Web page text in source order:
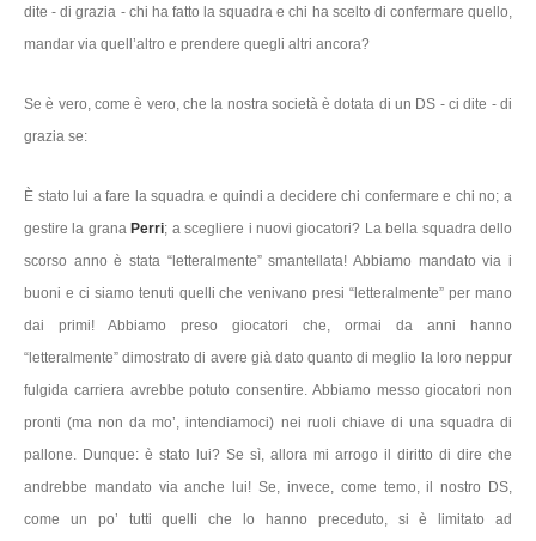
dite - di grazia - chi ha fatto la squadra e chi ha scelto di confermare quello,
mandar via quell’altro e prendere quegli altri ancora?
Se è vero, come è vero, che la nostra società è dotata di un DS - ci dite - di
grazia se:
È stato lui a fare la squadra e quindi a decidere chi confermare e chi no; a
gestire la granaPerri; a scegliere i nuovi giocatori? La bella squadra dello
scorso anno è stata “letteralmente” smantellata! Abbiamo mandato via i
buoni e ci siamo tenuti quelli che venivano presi “letteralmente” per mano
dai primi! Abbiamo preso giocatori che, ormai da anni hanno
“letteralmente” dimostrato di avere già dato quanto di meglio la loro neppur
fulgida carriera avrebbe potuto consentire. Abbiamo messo giocatori non
pronti (ma non da mo’, intendiamoci) nei ruoli chiave di una squadra di
pallone. Dunque: è stato lui? Se sì, allora mi arrogo il diritto di dire che
andrebbe mandato via anche lui! Se, invece, come temo, il nostro DS,
come un po’ tutti quelli che lo hanno preceduto, si è limitato ad